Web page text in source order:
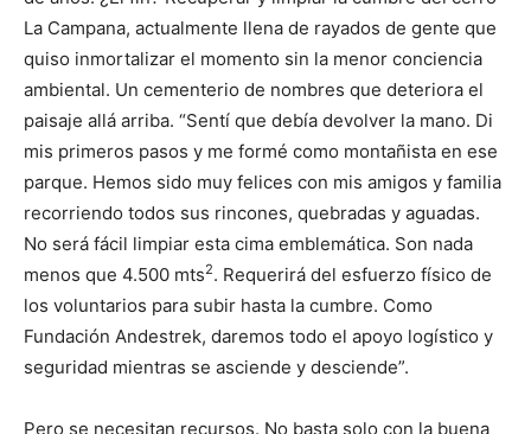
La Campana, actualmente llena de rayados de gente que
quiso inmortalizar el momento sin la menor conciencia
ambiental. Un cementerio de nombres que deteriora el
paisaje allá arriba. “Sentí que debía devolver la mano. Di
mis primeros pasos y me formé como montañista en ese
parque. Hemos sido muy felices con mis amigos y familia
recorriendo todos sus rincones, quebradas y aguadas.
No será fácil limpiar esta cima emblemática. Son nada
menos que 4.500 mts2. Requerirá del esfuerzo físico de
los voluntarios para subir hasta la cumbre. Como
Fundación Andestrek, daremos todo el apoyo logístico y
seguridad mientras se asciende y desciende”.
Pero se necesitan recursos. No basta solo con la buena